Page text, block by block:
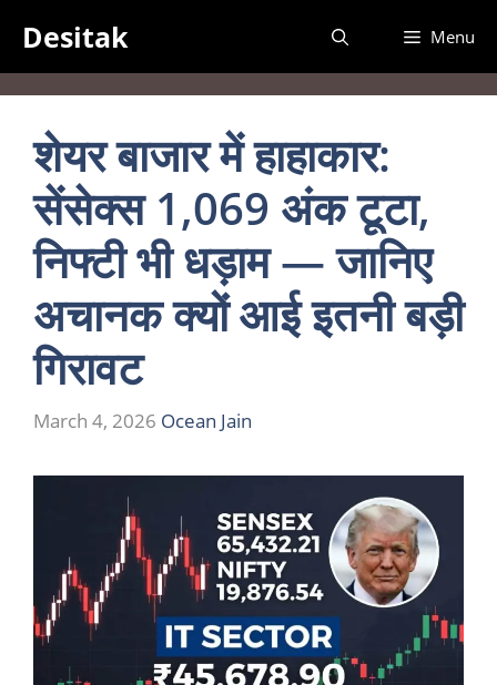
content
Desitak Menu
शेयर बाजार में हाहाकार:
सेंसेक्स 1,069 अंक टूटा,
निफ्टी भी धड़ाम — जानिए
अचानक क्यों आई इतनी बड़ी
गिरावट
March 4, 2026 Ocean Jain